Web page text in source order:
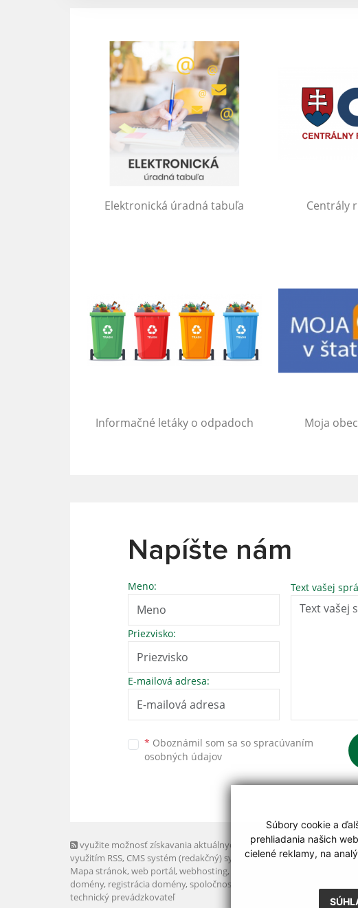
Súbory cookie a
prehliadania našich
cielené reklamy, na
Elektronická úradná tabuľa Centrály
Informačné letáky o odpadoch Moja
Napíšte nám
Meno:
Priezvisko:
E-mailová adresa:
Text vašej
* Oboznámil som sa so spracúvaním
osobných údajov
využite možnosť získavania aktuálnych informácií s
využitím RSS, CMS systém (redakčný) systém ECHELON 2,
Mapa stránok, web portál, webhosting,
domény, registrácia domény, spoločnosť webex.digital, s.r.o.
technický prevádzkovateľ